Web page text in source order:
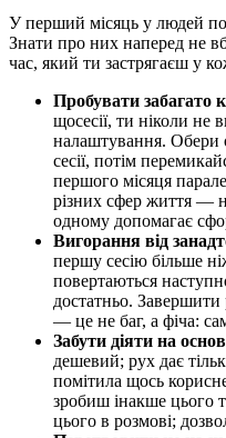
У перший місяць у людей
Знати про них наперед не
час, який ти застрягаєш у
Пробувати забагато
щосесії, ти ніколи не
налаштування. Обери
сесії, потім
першого місяця
різних сфер життя —
одному допомагає
Вигорання від
першу сесію більше
повертаються
достатньо. Завершити
— це не баг, а фіча:
Забути діяти на
дешевий; рух дає
помітила щось
зробиш інакше цього
цього в розмові;